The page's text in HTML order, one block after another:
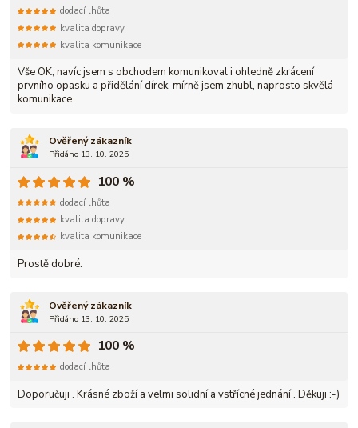
Vše OK, navíc jsem s obchodem komunikoval i ohledně zkrácení
prvního opasku a přidělání dírek, mírně jsem zhubl, naprosto skvělá
komunikace.
dodací lhůta
kvalita dopravy
kvalita komunikace
Ověřený zákazník
Přidáno 13. 10. 2025
Prostě dobré.
100 %
dodací lhůta
kvalita dopravy
kvalita komunikace
Ověřený zákazník
Přidáno 13. 10. 2025
Doporučuji . Krásné zboží a velmi solidní a vstřícné jednání . Děkuji :-)
100 %
dodací lhůta